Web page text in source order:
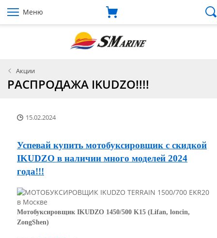
Меню
Акции
РАСПРОДАЖА IKUDZO!!!!
15.02.2024
Успевай купить мотобуксировщик с скидкой
IKUDZO в наличии много моделей 2024
года!!!
Мотобуксировщик IKUDZO 1450/500 K15 (Lifan, loncin,
ZongShen)